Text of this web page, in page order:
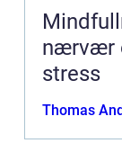
nærvær
stress
Thomas